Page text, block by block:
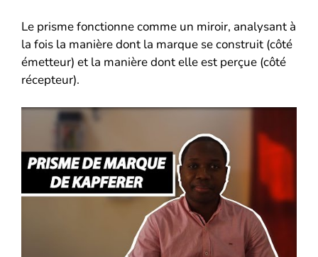
Le prisme fonctionne comme un miroir, analysant à
la fois la manière dont la marque se construit (côté
émetteur) et la manière dont elle est perçue (côté
récepteur).